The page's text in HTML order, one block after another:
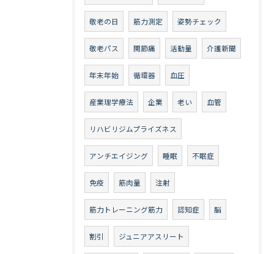
敬老の日 筋力測定 姿勢チェック
敬老パス 関節痛 活動量 介護新聞
年末年始 循環器 血圧
産業理学療法 企業 老い 血管
リハビリジムプライズネス
アンチエイジング 睡眠 不眠症
免疫 筋肉量 注射
筋力トレーニング筋力 認知症 脳
割引 ジュニアアスリート